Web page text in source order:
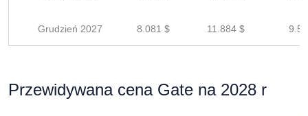
Grudzień 2027 8.081 $ 11.884 $
Przewidywana cena Gate na 2028 r